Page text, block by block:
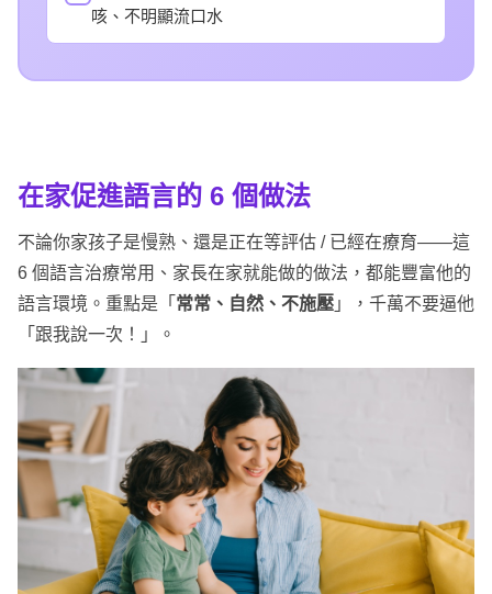
咳、不明顯流口水
在家促進語言的 6 個做法
不論你家孩子是慢熟、還是正在等評估 / 已經在療育——這
6 個語言治療常用、家長在家就能做的做法，都能豐富他的
語言環境。重點是「 常常、自然、不施壓 」，千萬不要逼他
「跟我說一次！」。